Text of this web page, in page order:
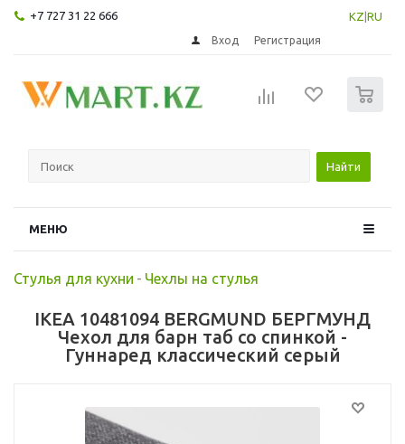
+7 727 31 22 666 KZ RU
Вход Регистрация
Найти
МЕНЮ
Стулья для кухни - Чехлы на стулья
IKEA 10481094 BERGMUND БЕРГМУНД
Чехол для барн таб со спинкой -
Гуннаред классический серый